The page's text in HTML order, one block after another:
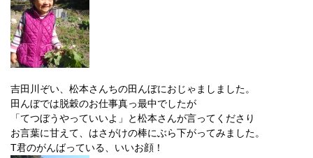
吉田川ぞい、松本さんちの田んぼにおじゃましました。
田んぼでは脱穀のお仕事真っ最中でしたが
「てつぼうやっていいよ」と松本さんが言ってくださり
お言葉に甘えて、はさがけの棒にぶら下がってみました。
T君のがんばっている、いいお顔！